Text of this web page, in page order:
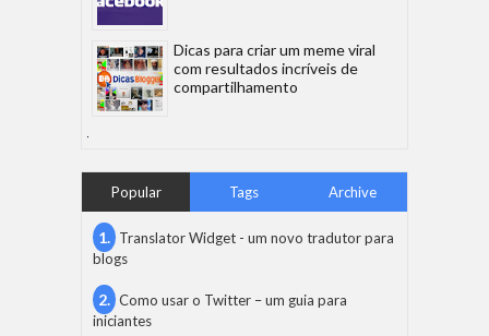
Dicas para criar um meme viral
com resultados incríveis de
compartilhamento
Popular Tags Archive
Translator Widget - um novo tradutor para
blogs
Como usar o Twitter – um guia para
iniciantes